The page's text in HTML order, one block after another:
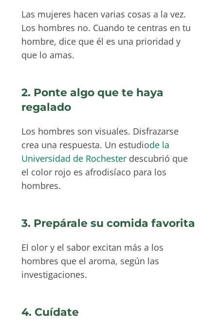
Las mujeres hacen varias cosas a la vez.
Los hombres no. Cuando te centras en tu
hombre, dice que él es una prioridad y
que lo amas.
2. Ponte algo que te haya
regalado
Los hombres son visuales. Disfrazarse
crea una respuesta. Un estudiode la
Universidad de Rochester descubrió que
el color rojo es afrodisíaco para los
hombres.
3. Prepárale su comida favorita
El olor y el sabor excitan más a los
hombres que el aroma, según las
investigaciones.
4. Cuídate